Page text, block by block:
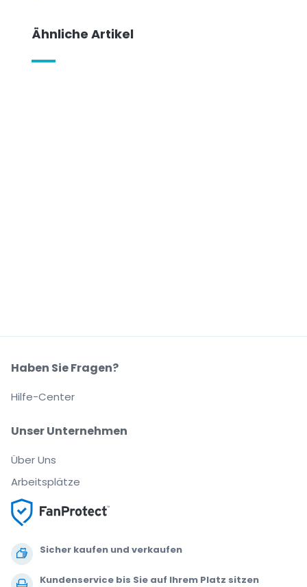
Ähnliche Artikel
Sicher kaufen und verkaufen
Kundenservice bis Sie auf Ihrem Platz sitzen
Unser Unternehmen
Über Uns
Arbeitsplätze
Haben Sie Fragen?
Hilfe-Center